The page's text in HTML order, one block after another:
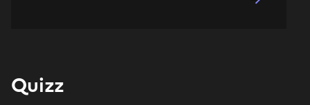
Quizz